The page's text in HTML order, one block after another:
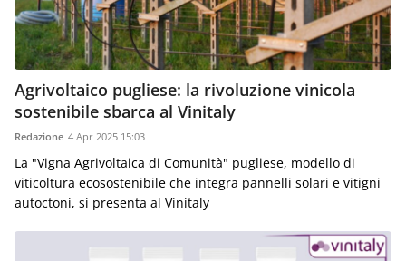
Agrivoltaico pugliese: la rivoluzione vinicola
sostenibile sbarca al Vinitaly
Redazione 4 Apr 2025 15:03
La "Vigna Agrivoltaica di Comunità" pugliese, modello di
viticoltura ecosostenibile che integra pannelli solari e vitigni
autoctoni, si presenta al Vinitaly